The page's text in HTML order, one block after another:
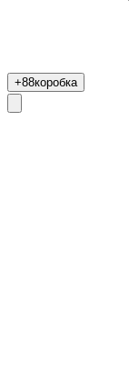
+88коробка